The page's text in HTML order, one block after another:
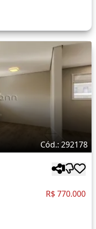
Cód.: 292178
R$ 770.000